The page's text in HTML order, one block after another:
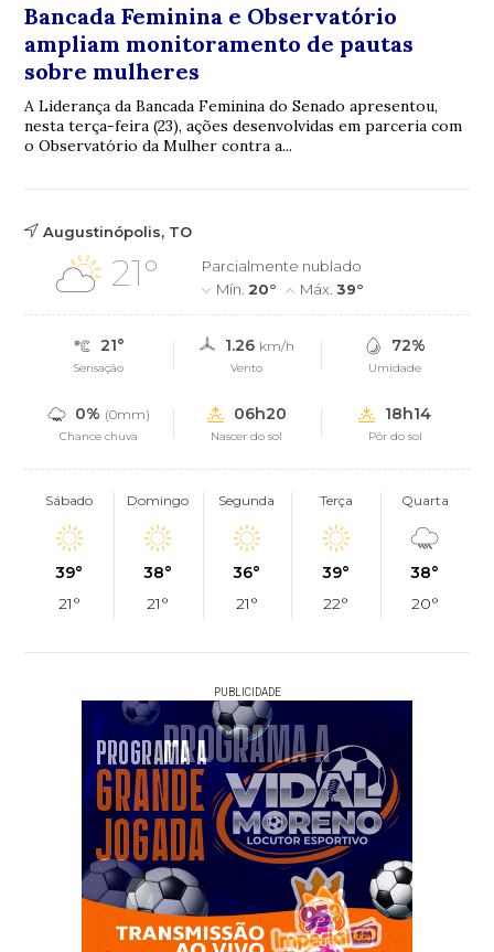
Bancada Feminina e Observatório
ampliam monitoramento de pautas
sobre mulheres
A Liderança da Bancada Feminina do Senado apresentou,
nesta terça-feira (23), ações desenvolvidas em parceria com
o Observatório da Mulher contra a...
Augustinópolis, TO
21°
Parcialmente nublado
Mín.20° Máx.39°
21°
Sensação
1.26 km/h
Vento
72%
Umidade
0% (0mm)
Chance chuva
06h20
Nascer do sol
18h14
Pôr do sol
Sábado
39°
21°
Domingo
38°
21°
Segunda
36°
21°
Terça
39°
22°
Quarta
38°
20°
PUBLICIDADE